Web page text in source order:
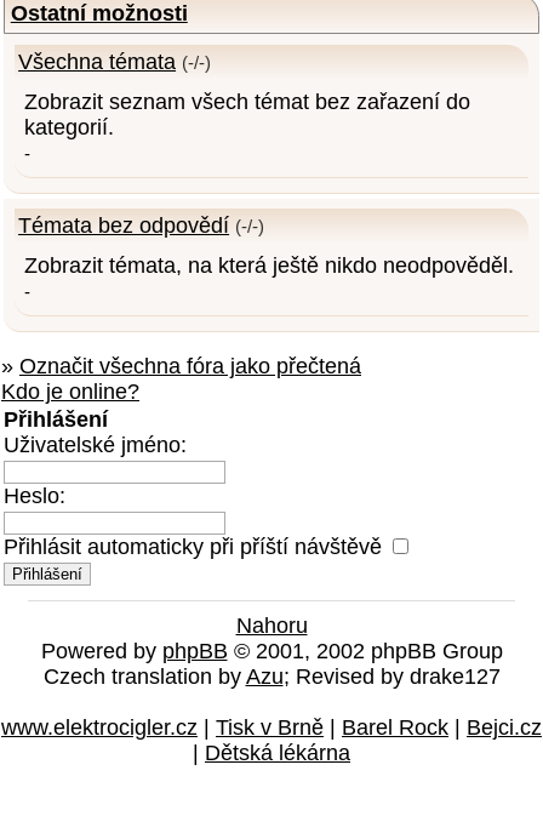
Ostatní možnosti
Všechna témata (-/-)
Zobrazit seznam všech témat bez zařazení do
kategorií.
-
Témata bez odpovědí (-/-)
Zobrazit témata, na která ještě nikdo neodpověděl.
-
» Označit všechna fóra jako přečtená
Kdo je online?
Přihlášení
Uživatelské jméno:
Heslo:
Přihlásit automaticky při příští návštěvě
Nahoru
Powered by phpBB © 2001, 2002 phpBB Group
Czech translation by Azu; Revised by drake127
www.elektrocigler.cz | Tisk v Brně | Barel Rock | Bejci.cz
| Dětská lékárna